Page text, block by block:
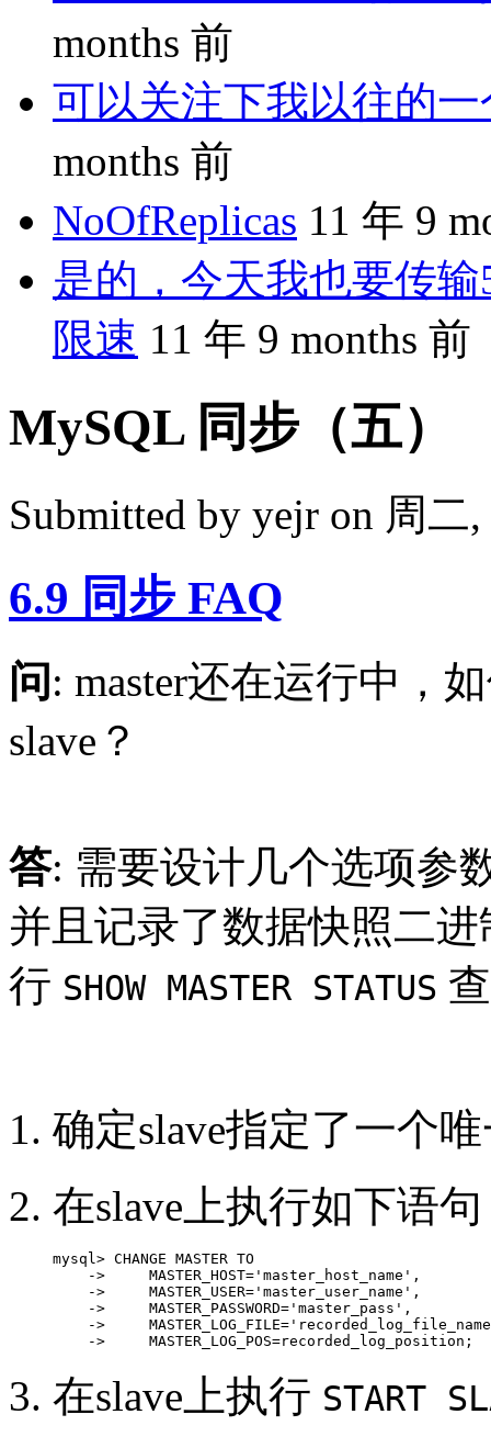
months 前
可以关注下我以往的
months 前
NoOfReplicas 11 年 9
是的，今天我也要传
限速 11 年 9 months 前
MySQL 同步（五）
Submitted by yejr on 周二,
6.9 同步 FAQ
问 : master还在运行中，
slave？
答: 需要设计几个选项参
并且记录了数据快照二
行 SHOW MASTER STATUS
确定slave指定了一个
在slave上执行如下语
mysql> CHANGE MASTER TO
    ->     MASTER_HOST='master_host_name',
    ->     MASTER_USER='master_user_name',
    ->     MASTER_PASSWORD='master_pass',
->
    ->     MASTER_LOG_POS=recorded_log_position;
在slave上执行 START